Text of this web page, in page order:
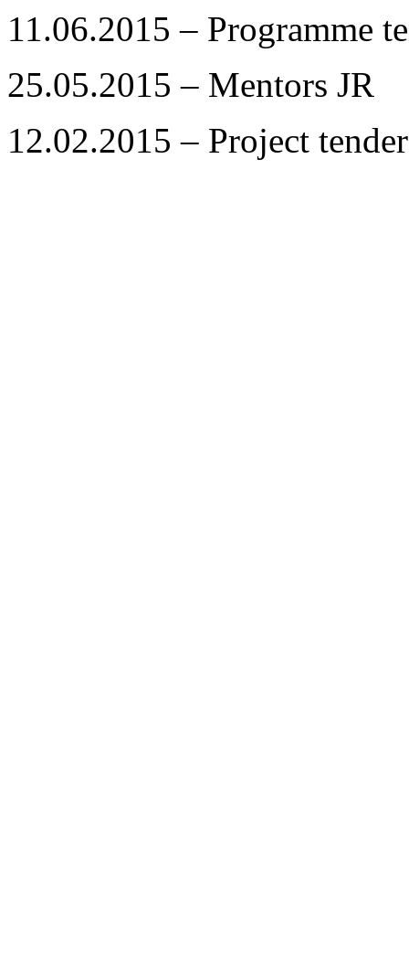
11.06.2015 – Programme
25.05.2015 – Mentors JR
12.02.2015 – Project tender